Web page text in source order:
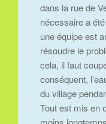
dans la rue de
nécessaire a
une équipe est
résoudre le
cela, il faut
conséquent,
du village
Tout est mis en